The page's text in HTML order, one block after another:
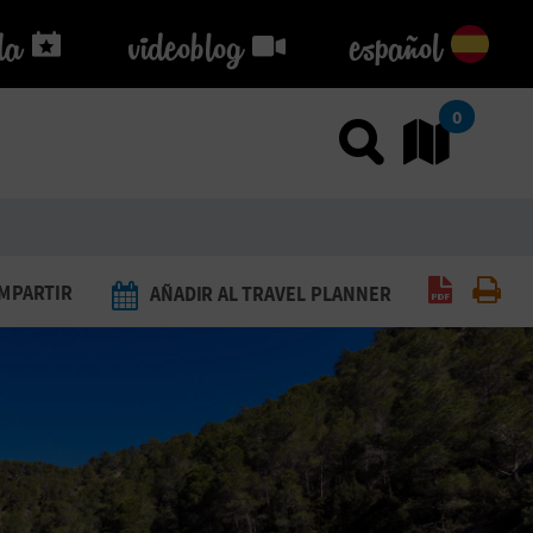
videoblog
videoblog español
Usar el
0
AÑADIR AL TRAVEL PLANNER Generar